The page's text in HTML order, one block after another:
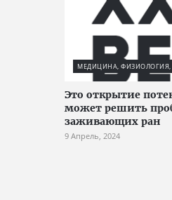
МЕДИЦИНА, ФИЗИОЛОГИЯ,
Это открытие
может решить
заживающих ран
9 Апрель, 2024